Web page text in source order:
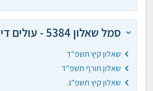
סמל שאלון 5384 - עולים דינים
שאלון קיץ תשפ"ד
שאלון חורף תשפ"ד
שאלון קיץ תשפ"ג